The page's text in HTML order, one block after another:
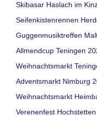
Skibasar Haslach im
Seifenkistenrennen
Guggenmusiktreffen
Allmendcup Teningen
Weihnachtsmarkt
Adventsmarkt Nimburg
Weihnachtsmarkt
Verenenfest